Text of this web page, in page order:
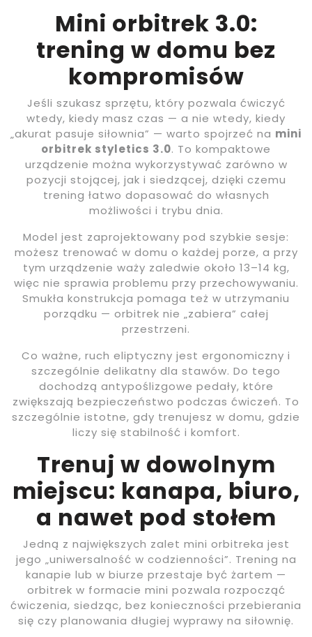
Mini orbitrek 3.0:
trening w domu bez
kompromisów
Jeśli szukasz sprzętu, który pozwala ćwiczyć
wtedy, kiedy masz czas — a nie wtedy, kiedy
„akurat pasuje siłownia” — warto spojrzeć na mini
orbitrek styletics 3.0. To kompaktowe
urządzenie można wykorzystywać zarówno w
pozycji stojącej, jak i siedzącej, dzięki czemu
trening łatwo dopasować do własnych
możliwości i trybu dnia.
Model jest zaprojektowany pod szybkie sesje:
możesz trenować w domu o każdej porze, a przy
tym urządzenie waży zaledwie około 13–14 kg,
więc nie sprawia problemu przy przechowywaniu.
Smukła konstrukcja pomaga też w utrzymaniu
porządku — orbitrek nie „zabiera” całej
przestrzeni.
Co ważne, ruch eliptyczny jest ergonomiczny i
szczególnie delikatny dla stawów. Do tego
dochodzą antypoślizgowe pedały, które
zwiększają bezpieczeństwo podczas ćwiczeń. To
szczególnie istotne, gdy trenujesz w domu, gdzie
liczy się stabilność i komfort.
Trenuj w dowolnym
miejscu: kanapa, biuro,
a nawet pod stołem
Jedną z największych zalet mini orbitreka jest
jego „uniwersalność w codzienności”. Trening na
kanapie lub w biurze przestaje być żartem —
orbitrek w formacie mini pozwala rozpocząć
ćwiczenia, siedząc, bez konieczności przebierania
się czy planowania długiej wyprawy na siłownię.